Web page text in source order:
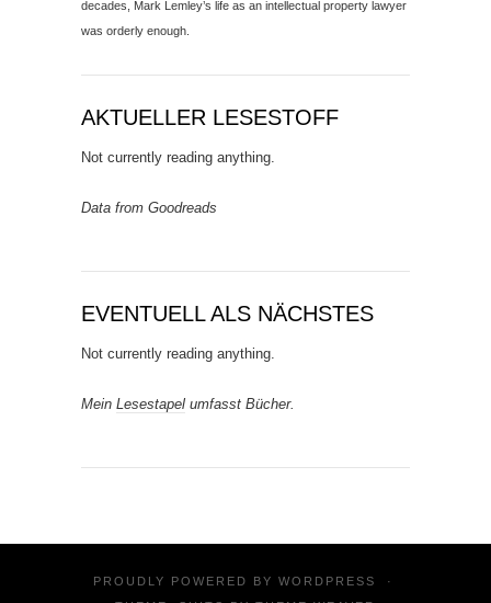
decades, Mark Lemley’s life as an intellectual property lawyer
was orderly enough.
AKTUELLER LESESTOFF
Not currently reading anything.
Data from Goodreads
EVENTUELL ALS NÄCHSTES
Not currently reading anything.
Mein Lesestapel umfasst Bücher.
PROUDLY POWERED BY WORDPRESS
·